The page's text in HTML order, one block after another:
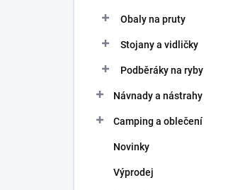
Obaly na pruty
Stojany a vidličky
Podběráky na ryby
Návnady a nástrahy
Camping a oblečení
Novinky
Výprodej